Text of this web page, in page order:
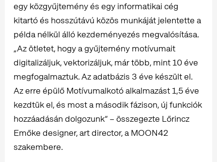
egy közgyűjtemény és egy informatikai cég
kitartó és hosszútávú közös munkáját jelentette a
példa nélkül álló kezdeményezés megvalósítása.
„Az ötletet, hogy a gyűjtemény motívumait
digitalizáljuk, vektorizáljuk, már több, mint 10 éve
megfogalmaztuk. Az adatbázis 3 éve készült el.
Az erre épülő Motívumalkotó alkalmazást 1,5 éve
kezdtük el, és most a második fázison, új funkciók
hozzáadásán dolgozunk” – összegezte Lőrincz
Emőke designer, art director, a MOON42
szakembere.